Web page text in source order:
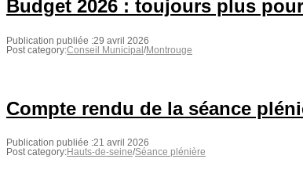
Budget 2026 : toujours plus
Publication publiée :29 avril 2026
Post category:Conseil Municipal /Montrouge
Compte rendu de la séance
Publication publiée :21 avril 2026
Post category:Hauts-de-seine/Séance plénière